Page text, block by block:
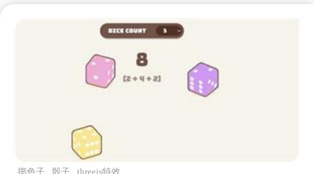
掷色子 骰子 threejs特效